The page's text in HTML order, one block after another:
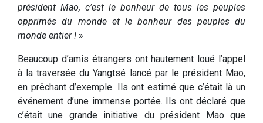
président Mao, c’est le bonheur de tous les peuples
opprimés du monde et le bonheur des peuples du
monde entier ! »
Beaucoup d’amis étrangers ont hautement loué l’appel
à la traversée du Yangtsé lancé par le président Mao,
en prêchant d’exemple. Ils ont estimé que c’était là un
événement d’une immense portée. Ils ont déclaré que
c’était une grande initiative du président Mao que